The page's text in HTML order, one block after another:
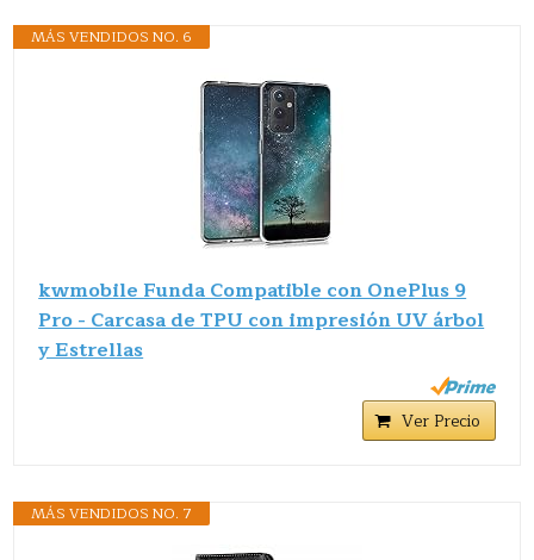
MÁS VENDIDOS NO. 6
kwmobile Funda Compatible con OnePlus 9
Pro - Carcasa de TPU con impresión UV árbol
y Estrellas
Ver Precio
MÁS VENDIDOS NO. 7